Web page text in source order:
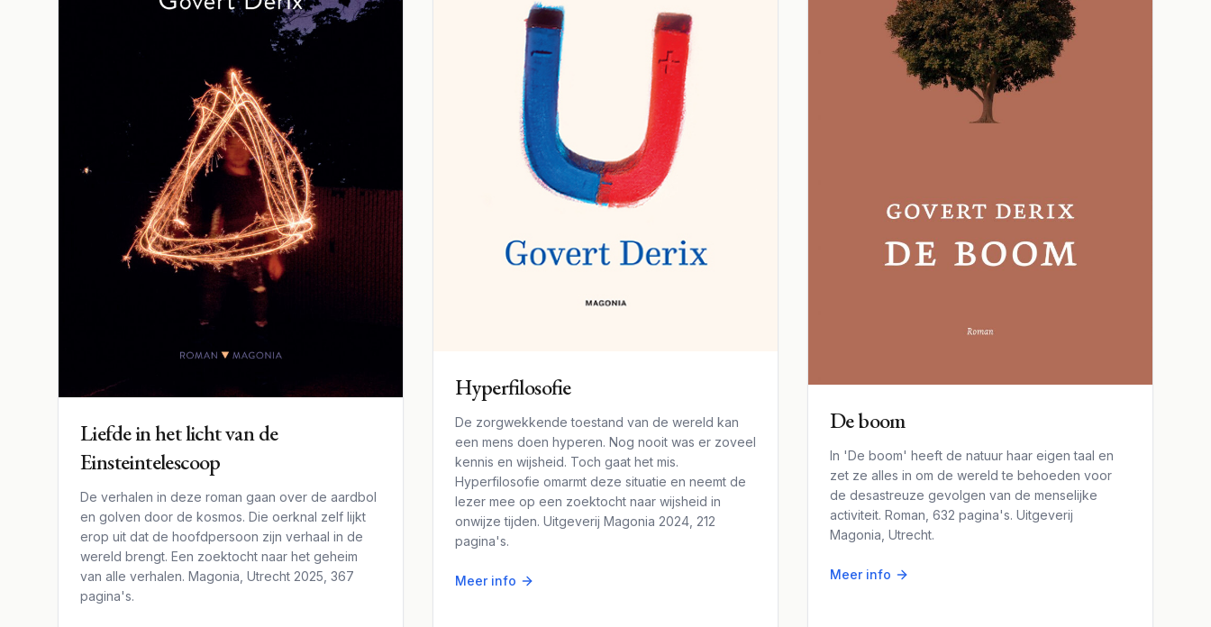
Liefde in het licht van de
Einsteintelescoop
De verhalen in deze roman gaan over de aardbol
en golven door de kosmos. Die oerknal zelf lijkt
erop uit dat de hoofdpersoon zijn verhaal in de
wereld brengt. Een zoektocht naar het geheim
van alle verhalen. Magonia, Utrecht 2025, 367
pagina's.
Hyperfilosofie
De zorgwekkende toestand van de wereld kan
een mens doen hyperen. Nog nooit was er zoveel
kennis en wijsheid. Toch gaat het mis.
Hyperfilosofie omarmt deze situatie en neemt de
lezer mee op een zoektocht naar wijsheid in
onwijze tijden. Uitgeverij Magonia 2024, 212
pagina's.
Meer info
De boom
In 'De boom' heeft de natuur haar eigen taal en
zet ze alles in om de wereld te behoeden voor
de desastreuze gevolgen van de menselijke
activiteit. Roman, 632 pagina's. Uitgeverij
Magonia, Utrecht.
Meer info